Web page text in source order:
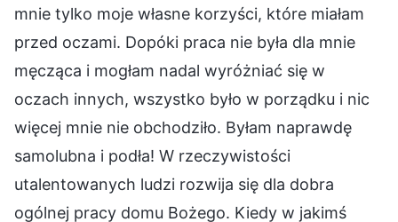
mnie tylko moje własne korzyści, które miałam
przed oczami. Dopóki praca nie była dla mnie
męcząca i mogłam nadal wyróżniać się w
oczach innych, wszystko było w porządku i nic
więcej mnie nie obchodziło. Byłam naprawdę
samolubna i podła! W rzeczywistości
utalentowanych ludzi rozwija się dla dobra
ogólnej pracy domu Bożego. Kiedy w jakimś